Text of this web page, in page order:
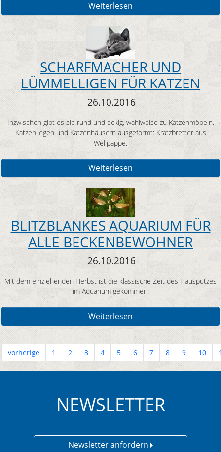
Weiterlesen
SCHARFMACHER UND
LÜMMELLIGEN FÜR KATZEN
26.10.2016
Inzwischen gibt es sie rund und eckig, wahlweise zu Katzenmöbeln,
Katzenliegen und Katzenhäusern ausgeformt: Kratzbretter aus
Wellpappe.
Weiterlesen
BLITZBLANKES AQUARIUM FÜR
ALLE BECKENBEWOHNER
26.10.2016
Mit dem einziehenden Herbst ist die klassische Zeit des Hausputzes
im Aquarium gekommen.
Weiterlesen
vorherige 1 2 3 4 5 6 7 8 9 10
NEWSLETTER
Newsletter anfordern